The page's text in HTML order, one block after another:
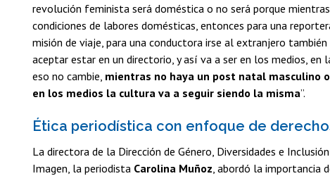
revolución feminista será doméstica o no será porque
condiciones de labores domésticas, entonces para una
misión de viaje, para una conductora irse al extranjero
aceptar estar en un directorio, y así va a ser en los medios, en
eso no cambie, mientras no haya un post natal masculino
en los medios la cultura va a seguir siendo la misma”.
Ética periodística con enfoque de
La directora de la Dirección de Género, Diversidades e
Imagen, la periodista Carolina Muñoz , abordó la importancia